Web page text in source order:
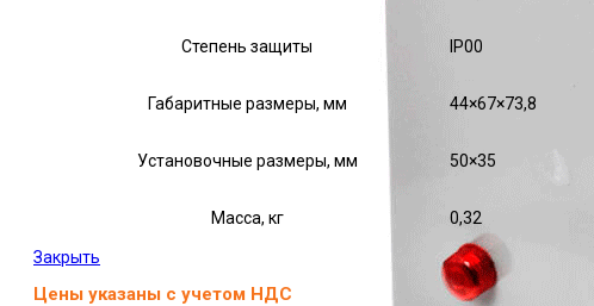
Степень защиты IP00
Габаритные размеры, мм 44×67×73,8
Установочные размеры, мм 50×35
Масса, кг 0,32
Закрыть
Цены указаны с учетом НДС